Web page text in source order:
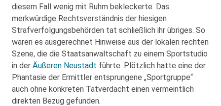
diesem Fall wenig mit Ruhm bekleckerte. Das
merkwürdige Rechtsverständnis der hiesigen
Strafverfolgungsbehörden tat schließlich ihr übriges. So
waren es ausgerechnet Hinweise aus der lokalen rechten
Szene, die die Staatsanwaltschaft zu einem Sportstudio
in der Äußeren Neustadt führte. Plötzlich hatte eine der
Phantasie der Ermittler entsprungene „Sportgruppe“
auch ohne konkreten Tatverdacht einen vermeintlich
direkten Bezug gefunden.